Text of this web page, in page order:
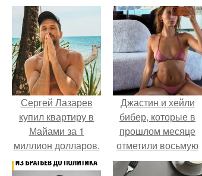
Сергей Лазарев
купил квартиру в
Майами за 1
миллион долларов.
Джастин и хейли
бибер, которые в
прошлом месяце
отметили восьмую
годовщину